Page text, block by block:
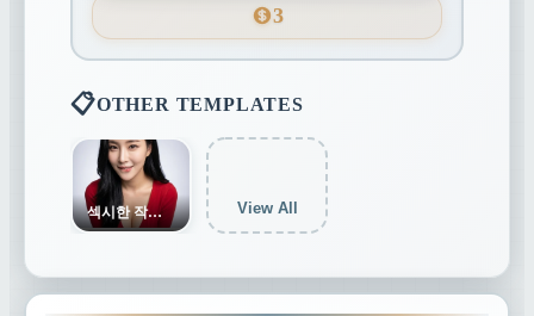
3
📋OTHER TEMPLATES
섹시한 작은 야생 고양이 View All